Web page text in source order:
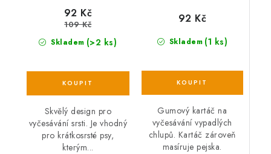
Skladem (>2 ks)
92 Kč
109 Kč
Skvělý design pro
vyčesávání srsti. Je vhodný
pro krátkosrsté psy,
kterým...
Skladem (1 ks)
92 Kč
Gumový kartáč na
vyčesávání vypadlých
chlupů. Kartáč zároveň
masíruje pejska.